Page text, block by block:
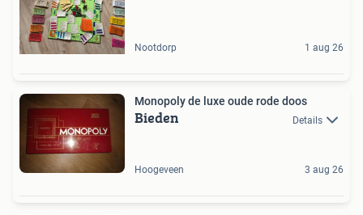
Nootdorp 1 aug 26
Monopoly de luxe oude rode doos
Bieden Details
Hoogeveen 3 aug 26